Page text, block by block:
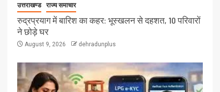
उत्तराखण्ड राज्य समाचार
रुद्रप्रयाग में बारिश का कहर: भूस्खलन से दहशत, 10 परिवारों
ने छोड़े घर
August 9, 2026 dehradunplus